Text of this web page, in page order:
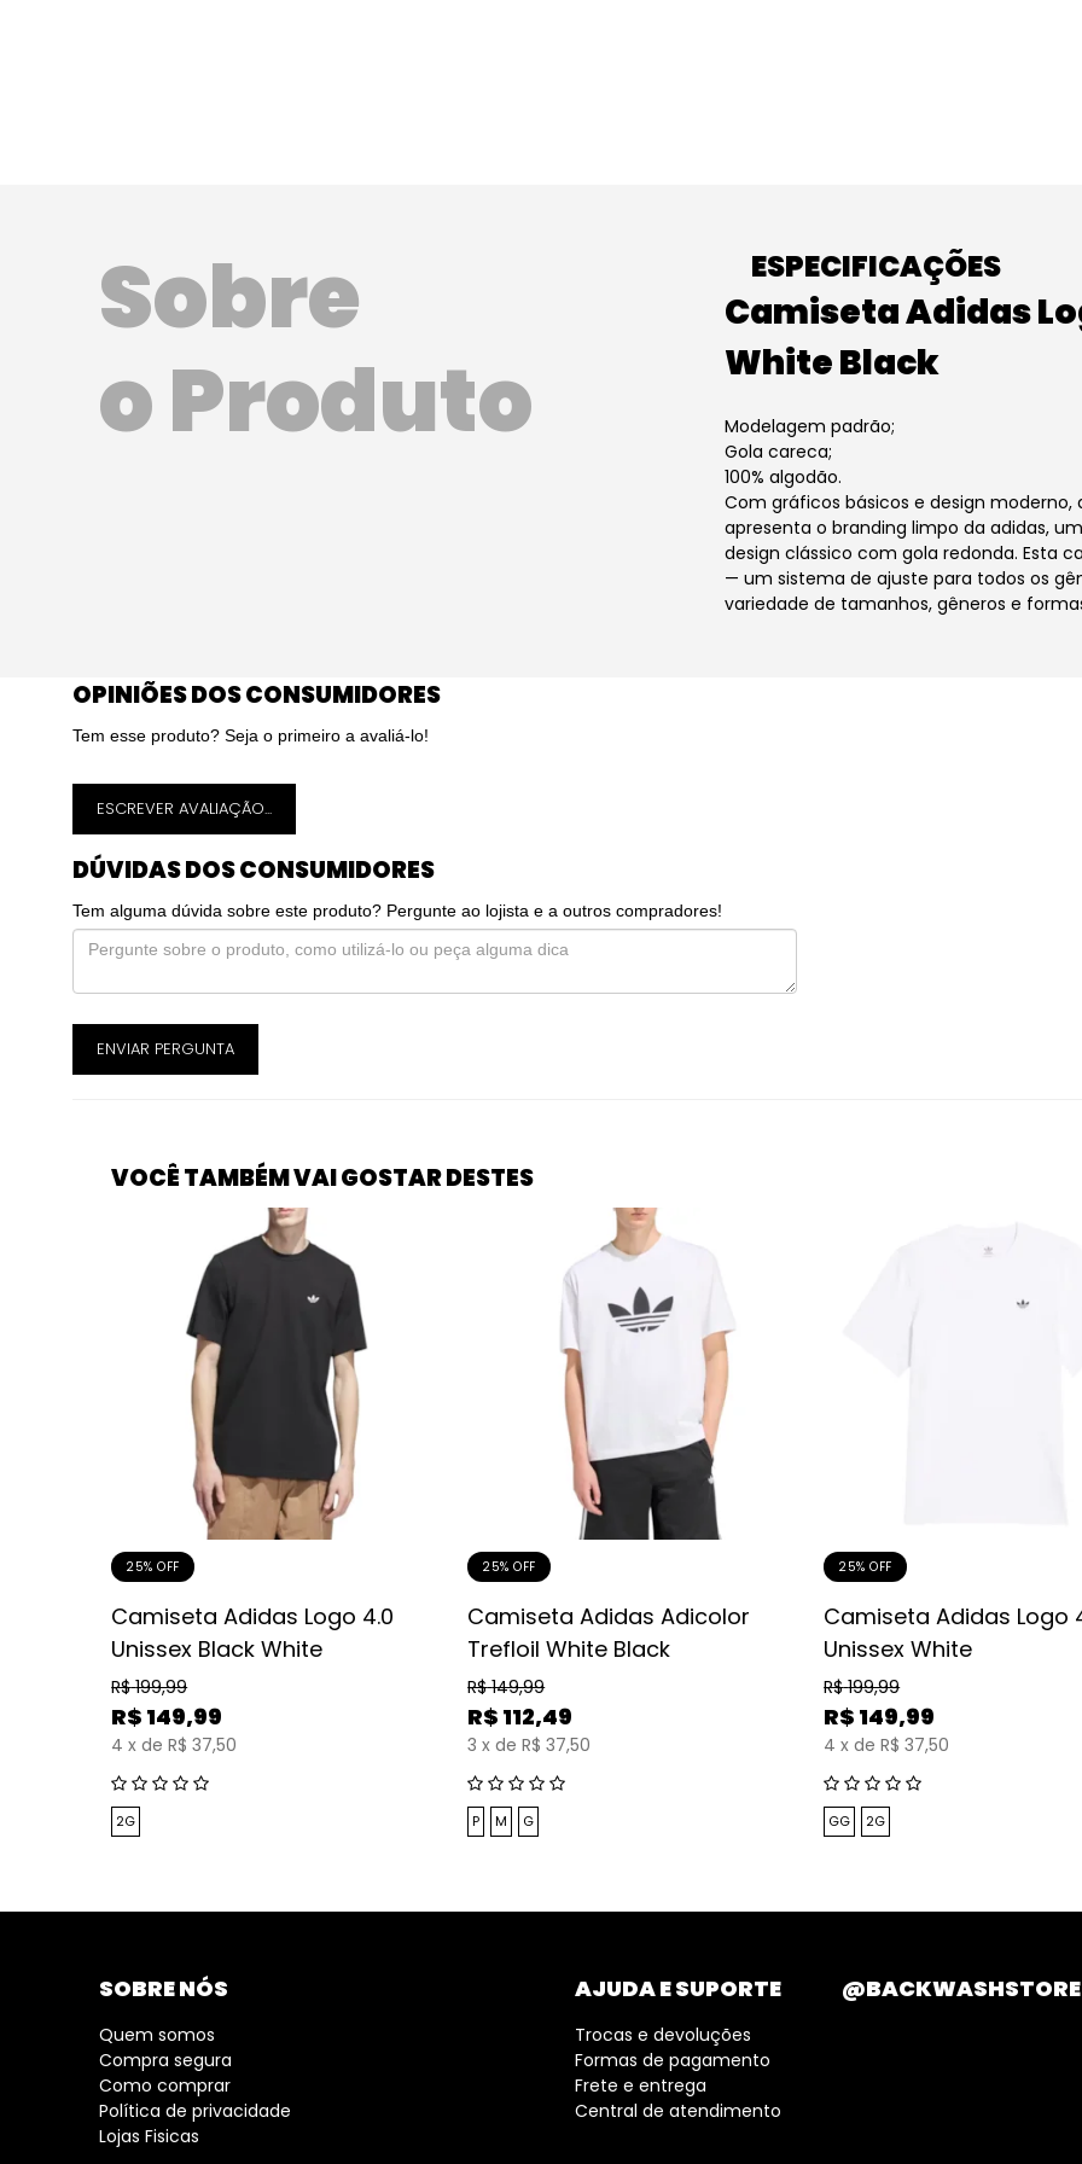
Sobre
o Produto
ESPECIFICAÇÕES
Camiseta Adidas
White Black
Modelagem padrão;
Gola careca;
100% algodão.
Com gráficos básicos e design
apresenta o branding limpo da adidas,
design clássico com gola redonda. Esta
— um sistema de ajuste para todos os
variedade de tamanhos, gêneros e
OPINIÕES DOS CONSUMIDORES
Tem esse produto? Seja o primeiro a avaliá-lo!
ESCREVER AVALIAÇÃO...
DÚVIDAS DOS CONSUMIDORES
Tem alguma dúvida sobre este produto? Pergunte ao lojista e a outros compradores!
ENVIAR PERGUNTA
VOCÊ TAMBÉM VAI GOSTAR DESTES
25% OFF
Camiseta Adidas Logo 4.0
Unissex Black White
R$ 199,99
R$ 149,99
4 x de R$ 37,50
2G
25% OFF
Camiseta Adidas Adicolor
Trefloil White Black
R$ 149,99
R$ 112,49
3 x de R$ 37,50
P M G
25% OFF
Camiseta Adidas Logo
Unissex White
R$ 199,99
R$ 149,99
4 x de R$ 37,50
GG 2G
SOBRE NÓS
Quem somos
Compra segura
Como comprar
Política de privacidade
Lojas Fisicas
AJUDA E SUPORTE
Trocas e devoluções
Formas de pagamento
Frete e entrega
Central de atendimento
@BACKWASHSTORE